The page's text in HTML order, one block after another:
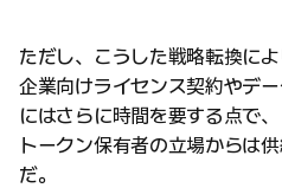
ただし、こうした戦略転換によ
企業向けライセンス契約やデ
にはさらに時間を要する点で、
トークン保有者の立場からは
だ。